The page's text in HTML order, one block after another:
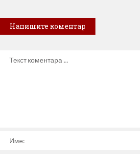
Напишите коментар